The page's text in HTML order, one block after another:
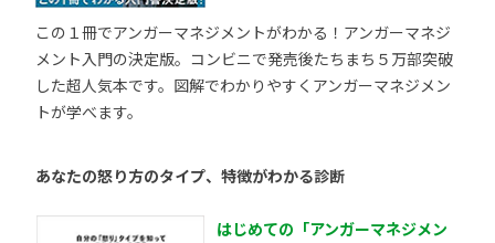
この１冊でアンガーマネジメントがわかる！アンガーマネジ
メント入門の決定版。コンビニで発売後たちまち５万部突破
した超人気本です。図解でわかりやすくアンガーマネジメン
トが学べます。
あなたの怒り方のタイプ、特徴がわかる診断
はじめての「アンガーマネジメン